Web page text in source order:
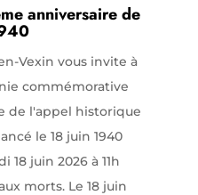
anniversaire de
Vexin vous invite à
commémorative
de l'appel historique
le 18 juin 1940
18 juin 2026 à 11h
morts. Le 18 juin